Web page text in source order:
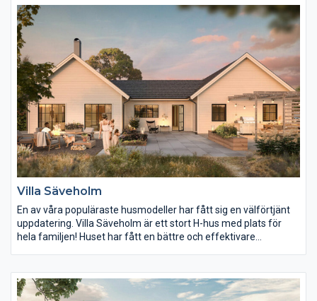
sin egna plats samtidigt som de öppna sällskapsytorna är som
gjorda för härliga middagar och fester!
Villa Säveholm
En av våra populäraste husmodeller har fått sig en välförtjänt
uppdatering. Villa Säveholm är ett stort H-hus med plats för
hela familjen! Huset har fått en bättre och effektivare
är köket hjärtat och det är här familjen samlas, föräldradelen
har en egen flygel och barnen har sin i andra änden av huset.